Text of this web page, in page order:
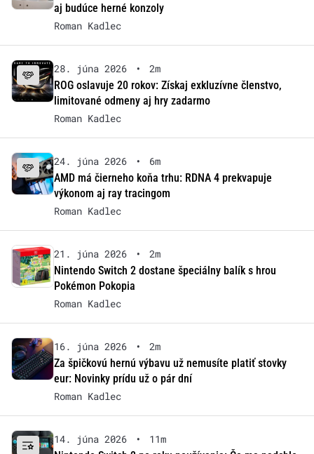
aj budúce herné konzoly
Roman Kadlec
28. júna 2026 •
2m
ROG oslavuje 20 rokov: Získaj exkluzívne členstvo,
limitované odmeny aj hry zadarmo
Roman Kadlec
24. júna 2026 •
6m
AMD má čierneho koňa trhu: RDNA 4 prekvapuje
výkonom aj ray tracingom
Roman Kadlec
21. júna 2026 •
2m
Nintendo Switch 2 dostane špeciálny balík s hrou
Pokémon Pokopia
Roman Kadlec
16. júna 2026 •
2m
Za špičkovú hernú výbavu už nemusíte platiť stovky
eur: Novinky prídu už o pár dní
Roman Kadlec
14. júna 2026 •
11m